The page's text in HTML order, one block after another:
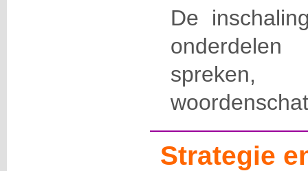
De
Strategie